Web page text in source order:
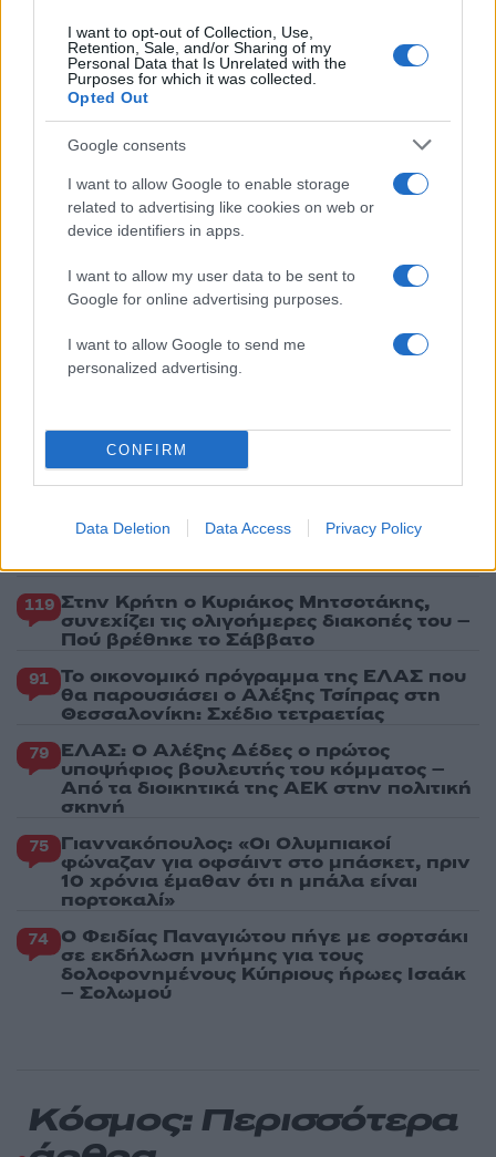
I want to opt-out of Collection, Use,
Retention, Sale, and/or Sharing of my
Personal Data that Is Unrelated with the
Purposes for which it was collected.
Opted Out
Google consents
I want to allow Google to enable storage
related to advertising like cookies on web or
device identifiers in apps.
I want to allow my user data to be sent to
Google for online advertising purposes.
I want to allow Google to send me
personalized advertising.
CONFIRM
Data Deletion Data Access Privacy Policy
Πιο δημοφιλή
Πάρος: «Αν ήταν κάποιος πάνω από την
πισίνα, δε θα είχα θρηνήσει το παιδί μου» –
Η σπαρακτική περιγραφή του πατέρα και
του beach bar
Μετέτρεψαν το Σαρακήνικο της Μήλου σε
ελικοδρόμιο – «Πάρκαραν» το ελικόπτερο
Μπρίτνεϊ Σπίαρς: Έκανε αποτυχημένο
μπότοξ και ανέβασε στο Instagram την
Γιάννης Παπαμιχαήλ: «Η απαγόρευση
Ο δημοσιογράφος Βασίλης Τσεκούρας
ανακοίνωσε ότι παντρεύεται τη σύντροφό
119 Στην Κρήτη ο Κυριάκος Μητσοτάκης,
συνεχίζει τις ολιγοήμερες διακοπές του –
Πού βρέθηκε το Σάββατο
91 Το οικονομικό πρόγραμμα της ΕΛΑΣ που
θα παρουσιάσει ο Αλέξης Τσίπρας στη
Θεσσαλονίκη: Σχέδιο τετραετίας
79 ΕΛΑΣ: Ο Αλέξης Δέδες ο πρώτος
υποψήφιος βουλευτής του κόμματος –
Από τα διοικητικά της ΑΕΚ στην πολιτική
σκηνή
75 Γιαννακόπουλος: «Οι Ολυμπιακοί
φώναζαν για οφσάιντ στο μπάσκετ, πριν
10 χρόνια έμαθαν ότι η μπάλα είναι
πορτοκαλί»
74 Ο Φειδίας Παναγιώτου πήγε με σορτσάκι
σε εκδήλωση μνήμης για τους
δολοφονημένους Κύπριους ήρωες Ισαάκ
– Σολωμού
Κόσμος: Περισσότερα